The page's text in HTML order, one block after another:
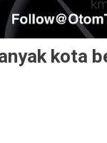
kota